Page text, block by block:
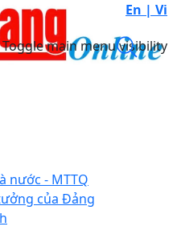
En | Vi
Toggle main menu visibility
nước - MTTQ
của Đảng